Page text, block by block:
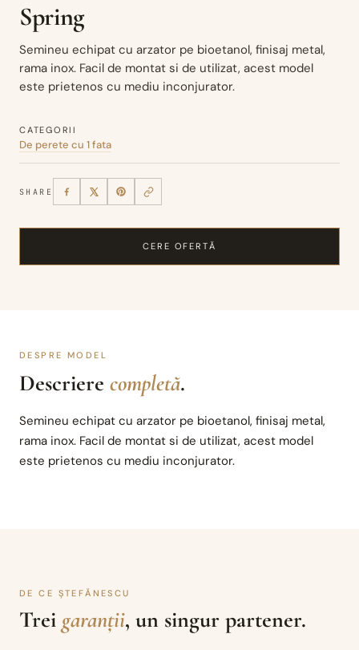
Spring
Semineu echipat cu arzator pe bioetanol, finisaj metal,
rama inox. Facil de montat si de utilizat, acest model
este prietenos cu mediu inconjurator.
CATEGORII
De perete cu 1 fata
SHARE
CERE OFERTĂ
DESPRE MODEL
Descriere completă.
Semineu echipat cu arzator pe bioetanol, finisaj metal,
rama inox. Facil de montat si de utilizat, acest model
este prietenos cu mediu inconjurator.
DE CE ȘTEFĂNESCU
Trei garanții, un singur partener.